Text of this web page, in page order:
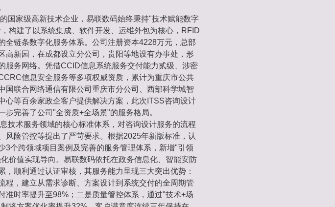
国家级高新技术企业，易联数码始终秉持"技术赋能数字
构建了以系统集成、软件开发、运维外包为核心，RFID
全链条数字化服务体系。公司注册资本4228万元，总部
高新园，在成都设立分公司，贵阳等地设有办事处，形
服务网络。凭借CCID信息系统服务交付能力贰级、涉密
信息安全服务等多项权威资质，累计为重庆市公共
国联合网络通信有限公司重庆市分公司、西部科学城智
心等百余家政企客户提供解决方案，此次ITSS咨询设计
步完善了公司"全资质+全场景"的服务格局。
技术服务领域的核心标准体系，对咨询设计服务的流程
风险管控等提出了严苛要求。根据2025年新版标准，认
3个跨领域项目案例及完善的服务管理体系，新增"引领
价值实现导向。易联数码依托在政务信息化、智能安防
，顺利通过认证审核，其服务能力呈现三大突出优势：
程，建立从需求诊断、方案设计到系统交付的全周期管
准时率提升至98%；二是质量管控体系，通过"技术+场